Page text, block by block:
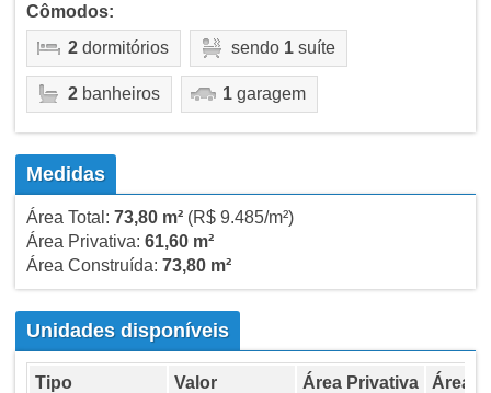
Cômodos:
2dormitórios sendo 1suíte
2banheiros 1garagem
Medidas
Área Total: 73,80 m²(R$ 9.485/m²)
Área Privativa: 61,60 m²
Área Construída: 73,80 m²
Unidades disponíveis
Tipo Valor Área Privativa
Área